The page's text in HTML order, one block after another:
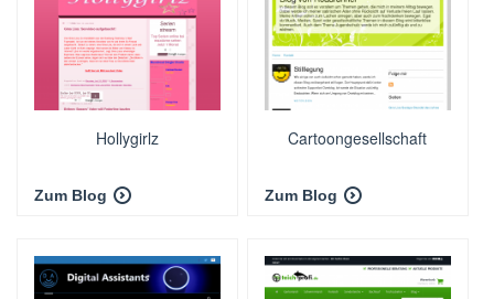
Hollygirlz
Zum Blog
Cartoongesellschaft
Zum Blog